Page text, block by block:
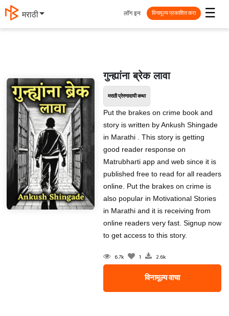
मराठी ☰
लॉग इन विनामूल्य प्रकाशित करा
गुन्ह्यांना ब्रेक लावा
मराठी प्रेरणादायी कथा
Put the brakes on crime book and
story is written by Ankush Shingade
in Marathi . This story is getting
good reader response on
Matrubharti app and web since it is
published free to read for all readers
online. Put the brakes on crime is
also popular in Motivational Stories
in Marathi and it is receiving from
online readers very fast. Signup now
to get access to this story.
6.7k 1 2.6k
विनामूल्य वाचा